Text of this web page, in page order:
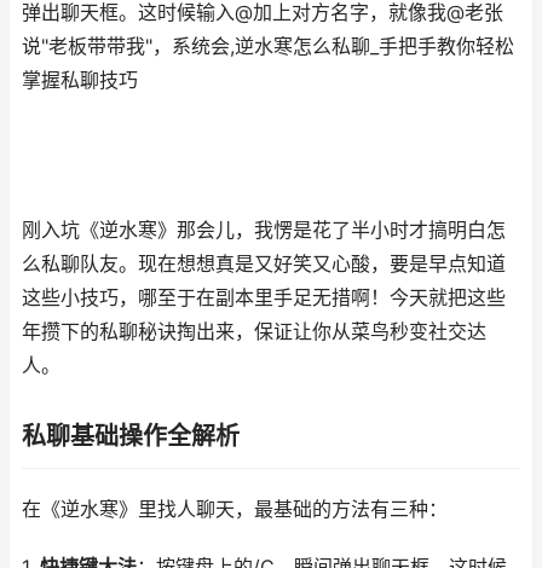
弹出聊天框。这时候输入@加上对方名字，就像我@老张
说"老板带带我"，系统会,逆水寒怎么私聊_手把手教你轻松
掌握私聊技巧
刚入坑《逆水寒》那会儿，我愣是花了半小时才搞明白怎
么私聊队友。现在想想真是又好笑又心酸，要是早点知道
这些小技巧，哪至于在副本里手足无措啊！今天就把这些
年攒下的私聊秘诀掏出来，保证让你从菜鸟秒变社交达
人。
私聊基础操作全解析
在《逆水寒》里找人聊天，最基础的方法有三种：